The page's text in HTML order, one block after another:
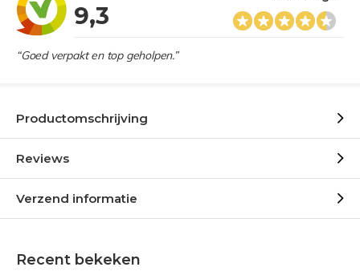
9,3
“Goed verpakt en top geholpen.”
Productomschrijving
Reviews
Verzend informatie
Recent bekeken